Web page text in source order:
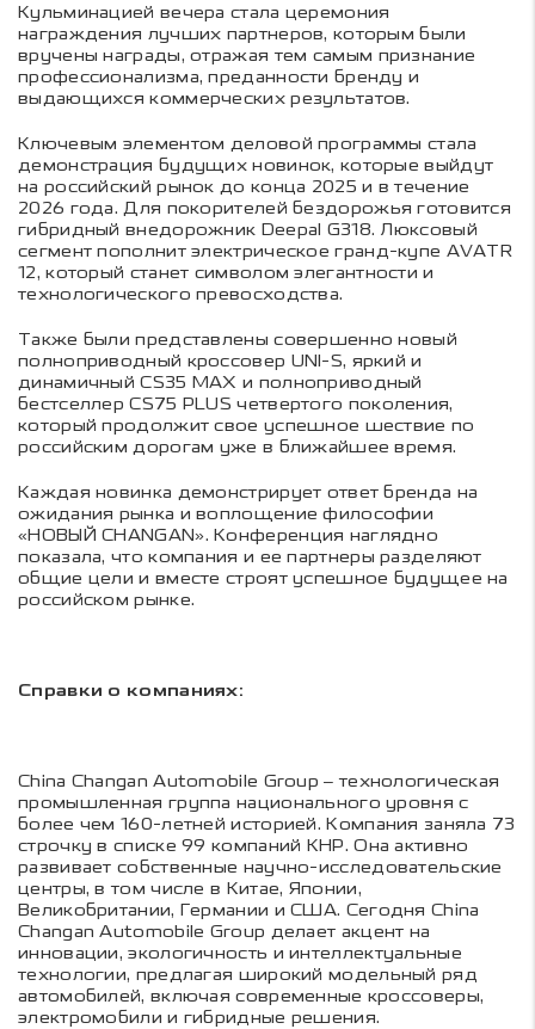
Кульминацией вечера стала церемония
награждения лучших партнеров, которым были
вручены награды, отражая тем самым признание
профессионализма, преданности бренду и
выдающихся коммерческих результатов.
Ключевым элементом деловой программы стала
демонстрация будущих новинок, которые выйдут
на российский рынок до конца 2025 и в течение
2026 года. Для покорителей бездорожья готовится
гибридный внедорожник Deepal G318. Люксовый
сегмент пополнит электрическое гранд-купе AVATR
12, который станет символом элегантности и
технологического превосходства.
Также были представлены совершенно новый
полноприводный кроссовер UNI-S, яркий и
динамичный CS35 MAX и полноприводный
бестселлер CS75 PLUS четвертого поколения,
который продолжит свое успешное шествие по
российским дорогам уже в ближайшее время.
Каждая новинка демонстрирует ответ бренда на
ожидания рынка и воплощение философии
«НОВЫЙ CHANGAN». Конференция наглядно
показала, что компания и ее партнеры разделяют
общие цели и вместе строят успешное будущее на
российском рынке.
Справки о компаниях:
China Changan Automobile Group – технологическая
промышленная группа национального уровня с
более чем 160-летней историей. Компания заняла 73
строчку в списке 99 компаний КНР. Она активно
развивает собственные научно-исследовательские
центры, в том числе в Китае, Японии,
Великобритании, Германии и США. Сегодня China
Changan Automobile Group делает акцент на
инновации, экологичность и интеллектуальные
технологии, предлагая широкий модельный ряд
автомобилей, включая современные кроссоверы,
электромобили и гибридные решения.